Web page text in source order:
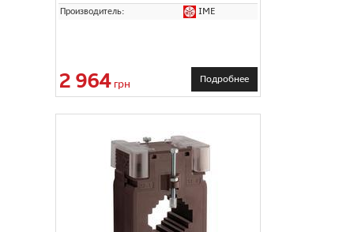
Производитель: IME
2 964грн Подробнее